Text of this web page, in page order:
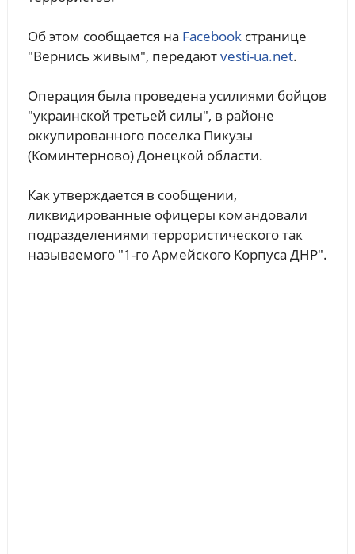
Об этом сообщается на Facebookстранице
"Вернись живым", передаютvesti-ua.net.
Операция была проведена усилиями бойцов
"украинской третьей силы", в районе
оккупированного поселка Пикузы
(Коминтерново) Донецкой области.
Как утверждается в сообщении,
ликвидированные офицеры командовали
подразделениями террористического так
называемого "1-го Армейского Корпуса ДНР".